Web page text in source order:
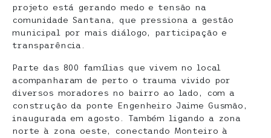
projeto está gerando medo e tensão na
comunidade Santana, que pressiona a gestão
municipal por mais diálogo, participação e
transparência.
Parte das 800 famílias que vivem no local
acompanharam de perto o trauma vivido por
diversos moradores no bairro ao lado, com a
construção da ponte Engenheiro Jaime Gusmão,
inaugurada em agosto. Também ligando a zona
norte à zona oeste, conectando Monteiro à